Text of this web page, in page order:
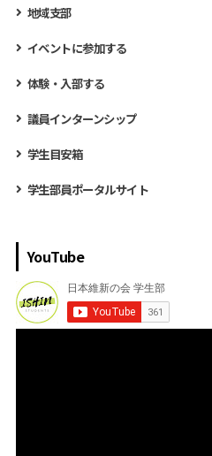
地域支部
イベントに参加する
体験・入部する
議員インターンシップ
学生目安箱
学生部員ポータルサイト
YouTube